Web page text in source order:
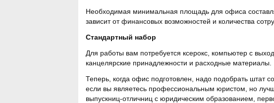
Необходимая минимальная площадь для офиса
зависит от финансовых возможностей и количества
Стандартный набор
Для работы вам потребуется ксерокс, компьютер с
канцелярские принадлежности и расходные материалы.
Теперь, когда офис подготовлен, надо подобрать штат
если вы являетесь профессиональным юристом, но
выпускниц-отличниц с юридическим образованием,